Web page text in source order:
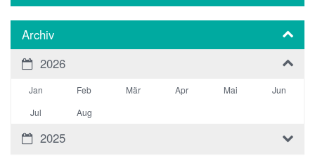
Archiv
2026
Jan Feb Mär Apr Mai
Jun
Jul
Aug
2025